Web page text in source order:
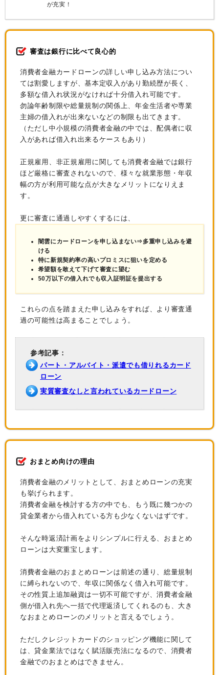
が充実！
審査は銀行に比べて良心的
消費者金融カードローンの詳しい申し込み方法につい
ては割愛しますが、基本定収入があり勤続歴が長く、
多額な借入れ状況がなければ十分借入れ可能です。
勿論年齢制限や総量規制の関係上、年金生活者や専業
主婦の借入れが出来ないなどの制限も出てきます。
（ただし中小規模の消費者金融の中では、配偶者に収
入があれば借入れ出来るケースもあり）
正規雇用、非正規雇用に関しても消費者金融では銀行
ほど厳格に審査されないので、様々な就業形態・年収
幅の方が利用可能な点が大きなメリットになりえま
す。
更に審査に通過しやすくするには、
闇雲にカードローンを申し込まない⇒多重申し込みを避
ける
特に新規契約率の高いプロミスに狙いを定める
希望額を敢えて下げて審査に望む
50万以下の借入れでも収入証明証を提出する
これらの点を踏まえた申し込みをすれば、より審査通
過の可能性は高まることでしょう。
参考記事：
パート・アルバイト・派遣でも借りれるカード
ローン
実質審査なしと言われているカードローン
おまとめ向けの理由
消費者金融のメリットとして、おまとめローンの充実
も挙げられます。
消費者金融を検討する方の中でも、もう既に幾つかの
貸金業者から借入れている方も少なくないはずです。
そんな時返済計画をよりシンプルに行える、おまとめ
ローンは大変重宝します。
消費者金融のおまとめローンは前述の通り、総量規制
に縛られないので、年収に関係なく借入れ可能です。
その性質上追加融資は一切不可能ですが、消費者金融
側が借入れ先へ一括で代理返済してくれるのも、大き
なおまとめローンのメリットと言えるでしょう。
ただしクレジットカードのショッピング機能に関して
は、貸金業法ではなく賦活販売法になるので、消費者
金融でのおまとめはできません。